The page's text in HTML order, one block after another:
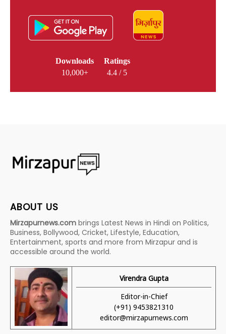
Downloads
10,000+
Ratings
4.4 / 5
ABOUT US
Mirzapurnews.com brings Latest News in Hindi on Politics,
Business, Bollywood, Cricket, Lifestyle, Education,
Entertainment, sports and more from Mirzapur and is
accessible around the world.
Virendra Gupta
Editor-in-Chief
(+91) 9453821310
editor@mirzapurnews.com